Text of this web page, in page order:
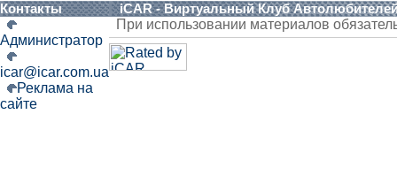
Контакты iCAR - Виртуальный Клуб
Администратор
icar@icar.com.ua
Реклама на
сайте
При использовании материалов